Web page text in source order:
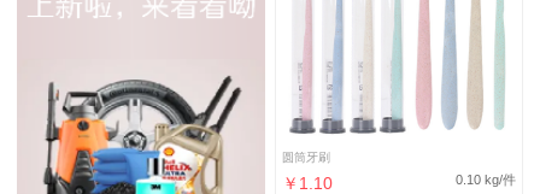
圆筒牙刷
￥1.10 0.10 kg/件